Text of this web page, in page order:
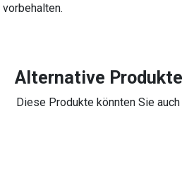
vorbehalten.
Alternative Produkte
Diese Produkte könnten Sie